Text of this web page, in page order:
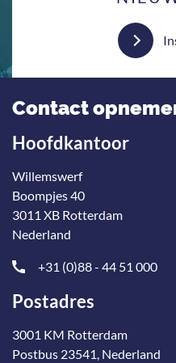
Contact
Hoofdkantoor
Willemswerf
Boompjes 40
3011 XB Rotterdam
Nederland
+31 (0)88 - 44 51 000
Postadres
3001 KM Rotterdam
Postbus 23541, Nederland